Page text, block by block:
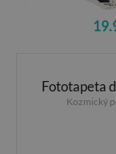
Fototapeta
Kozmický